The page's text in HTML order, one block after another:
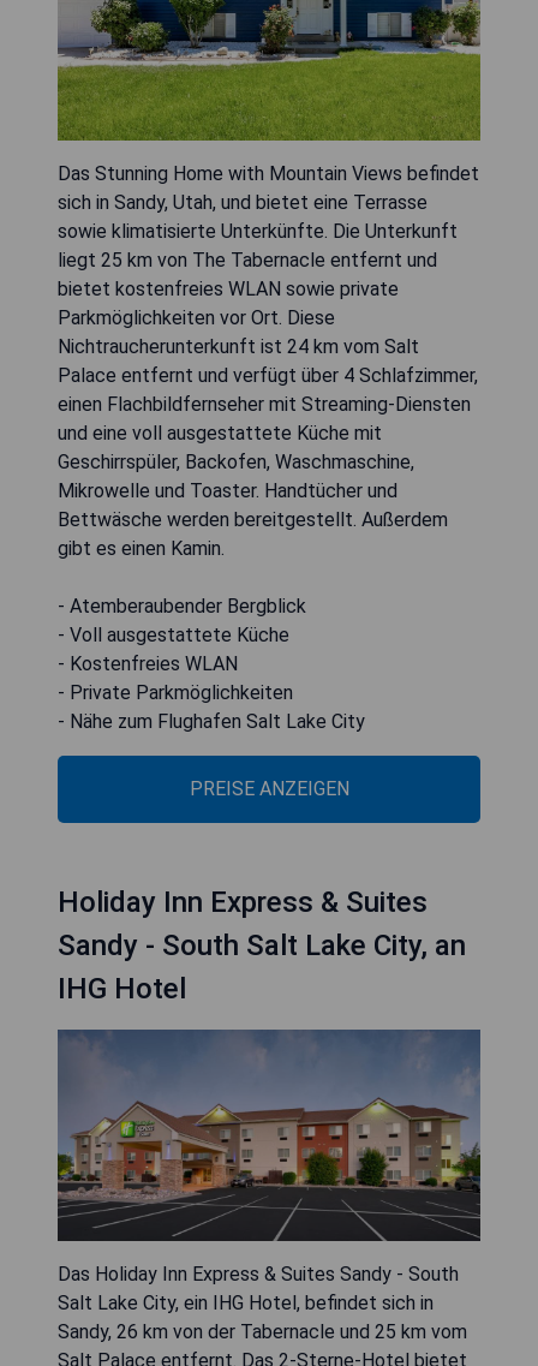
Das Stunning Home with Mountain Views befindet
sich in Sandy, Utah, und bietet eine Terrasse
sowie klimatisierte Unterkünfte. Die Unterkunft
liegt 25 km von The Tabernacle entfernt und
bietet kostenfreies WLAN sowie private
Parkmöglichkeiten vor Ort. Diese
Nichtraucherunterkunft ist 24 km vom Salt
Palace entfernt und verfügt über 4 Schlafzimmer,
einen Flachbildfernseher mit Streaming-Diensten
und eine voll ausgestattete Küche mit
Geschirrspüler, Backofen, Waschmaschine,
Mikrowelle und Toaster. Handtücher und
Bettwäsche werden bereitgestellt. Außerdem
gibt es einen Kamin.
- Atemberaubender Bergblick
- Voll ausgestattete Küche
- Kostenfreies WLAN
- Private Parkmöglichkeiten
- Nähe zum Flughafen Salt Lake City
PREISE ANZEIGEN
Holiday Inn Express & Suites
Sandy - South Salt Lake City, an
IHG Hotel
Das Holiday Inn Express & Suites Sandy - South
Salt Lake City, ein IHG Hotel, befindet sich in
Sandy, 26 km von der Tabernacle und 25 km vom
Salt Palace entfernt. Das 2-Sterne-Hotel bietet